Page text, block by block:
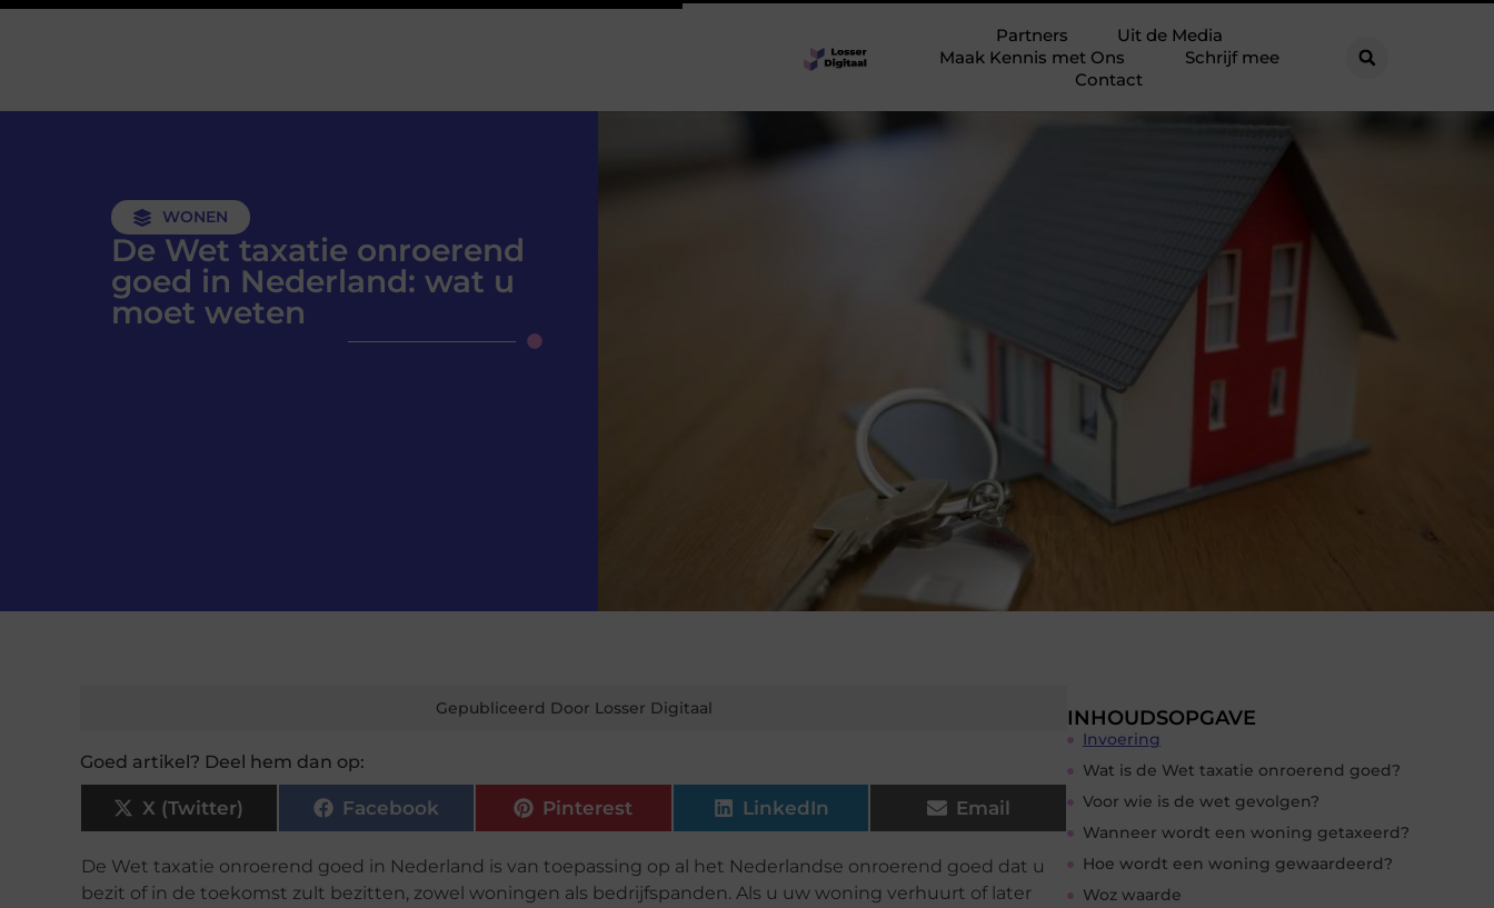
Partners
Uit de Media
Maak Kennis met Ons
Schrijf mee
Contact
WONEN
De Wet taxatie onroerend
goed in Nederland: wat u
moet weten
Gepubliceerd Door Losser Digitaal
Goed artikel? Deel hem dan op:
X (Twitter) Facebook Pinterest LinkedIn Email
De Wet taxatie onroerend goed in Nederland is van toepassing op al het Nederlandse onroerend goed dat u
bezit of in de toekomst zult bezitten, zowel woningen als bedrijfspanden. Als u uw woning verhuurt of later
INHOUDSOPGAVE
Invoering
Wat is de Wet taxatie onroerend goed?
Voor wie is de wet gevolgen?
Wanneer wordt een woning getaxeerd?
Hoe wordt een woning gewaardeerd?
Woz waarde